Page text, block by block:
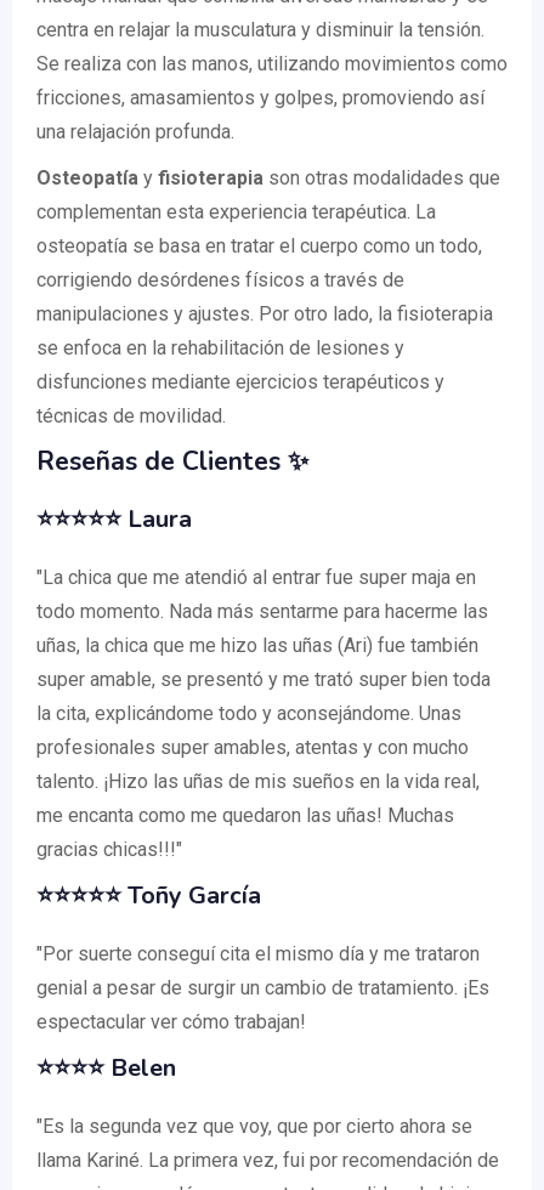
centra en relajar la musculatura y disminuir la tensión.
Se realiza con las manos, utilizando movimientos como
fricciones, amasamientos y golpes, promoviendo así
una relajación profunda.
Osteopatía y fisioterapia son otras modalidades que
complementan esta experiencia terapéutica. La
osteopatía se basa en tratar el cuerpo como un todo,
corrigiendo desórdenes físicos a través de
manipulaciones y ajustes. Por otro lado, la fisioterapia
se enfoca en la rehabilitación de lesiones y
disfunciones mediante ejercicios terapéuticos y
técnicas de movilidad.
Reseñas de Clientes ✨
⭐⭐⭐⭐⭐ Laura
"La chica que me atendió al entrar fue super maja en
todo momento. Nada más sentarme para hacerme las
uñas, la chica que me hizo las uñas (Ari) fue también
super amable, se presentó y me trató super bien toda
la cita, explicándome todo y aconsejándome. Unas
profesionales super amables, atentas y con mucho
talento. ¡Hizo las uñas de mis sueños en la vida real,
me encanta como me quedaron las uñas! Muchas
gracias chicas!!!"
⭐⭐⭐⭐⭐Toñy García
"Por suerte conseguí cita el mismo día y me trataron
genial a pesar de surgir un cambio de tratamiento. ¡Es
espectacular ver cómo trabajan!
⭐⭐⭐⭐ Belen
"Es la segunda vez que voy, que por cierto ahora se
llama Kariné. La primera vez, fui por recomendación de